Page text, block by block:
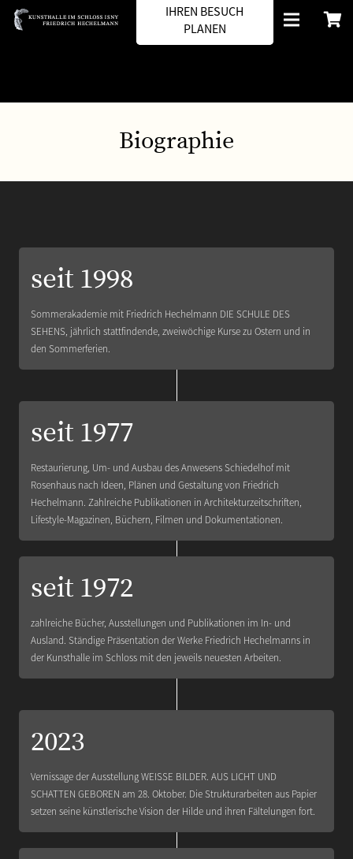
IHREN BESUCH
PLANEN
Biographie
seit 1998
Sommerakademie mit Friedrich Hechelmann DIE SCHULE DES
SEHENS, jährlich stattfindende, zweiwöchige Kurse zu Ostern und in
den Sommerferien.
seit 1977
Restaurierung, Um- und Ausbau des Anwesens Schiedelhof mit
Rosenhaus nach Ideen, Plänen und Gestaltung von Friedrich
Hechelmann. Zahlreiche Publikationen in Architekturzeitschriften,
Lifestyle-Magazinen, Büchern, Filmen und Dokumentationen.
seit 1972
zahlreiche Bücher, Ausstellungen und Publikationen im In- und
Ausland. Ständige Präsentation der Werke Friedrich Hechelmanns in
der Kunsthalle im Schloss mit den jeweils neuesten Arbeiten.
2023
Vernissage der Ausstellung WEISSE BILDER. AUS LICHT UND
SCHATTEN GEBOREN am 28. Oktober. Die Strukturarbeiten aus Papier
setzen seine künstlerische Vision der Hilde und ihren Fältelungen fort.